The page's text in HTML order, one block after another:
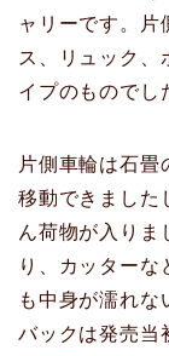
ャリーです。片
ス、リュック、
イプのものでし
片側車輪は石畳
移動できました
ん荷物が入りま
り、カッターな
も中身が濡れな
バックは発売当